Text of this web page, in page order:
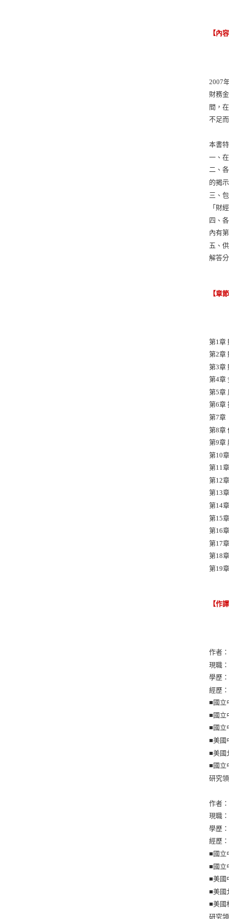
【內
2007
財務
間，
不足
本書
一、
二、
的揭
三、
「財
四、
內有
五、
解答
【章
第1章
第2章
第3章
第4章
第5章
第6章
第7章
第8章
第9章
第10
第11
第12
第13
第14
第15
第16
第17
第18
第19
【作
作者
現職
學歷
經歷：
■國立
■國立
■國立
■美國
■美國
■國立
研究
作者
現職
學歷
經歷：
■國立
■國立
■美國
■美國
■美國
研究